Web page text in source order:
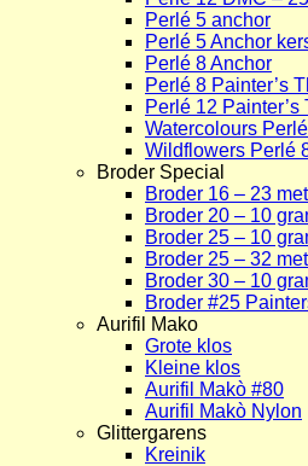
Perlé 5 anchor
Perlé 5 Anchor
Perlé 8 Anchor
Perlé 8 Painter’s
Perlé 12 Painter’s
Watercolours
Wildflowers Perlé
Broder Special
Broder 16 – 23
Broder 20 – 10
Broder 25 – 10
Broder 25 – 32
Broder 30 – 10
Broder #25
Aurifil Mako
Grote klos
Kleine klos
Aurifil Makò #80
Aurifil Makò Nylon
Glittergarens
Kreinik